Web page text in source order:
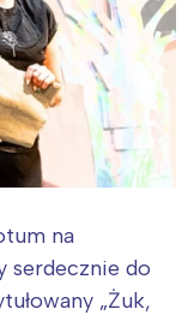
na
serdecznie do
„Żuk,